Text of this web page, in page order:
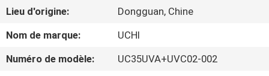
EXPOSITION
DE
VR
Lieu d'origine:
Dongguan, Chine
Nom de marque:
UCHI
Numéro de modèle:
UC35UVA+UVC02-002